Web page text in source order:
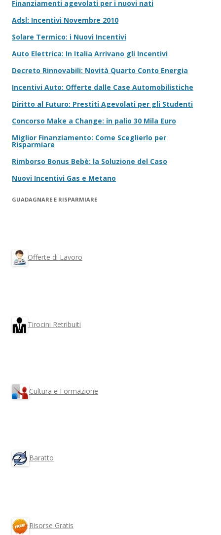
Finanziamenti agevolati per i nuovi nati
Adsl: Incentivi Novembre 2010
Solare Termico: i Nuovi Incentivi
Auto Elettrica: In Italia Arrivano gli Incentivi
Decreto Rinnovabili: Novità Quarto Conto Energia
Incentivi Auto: Offerte dalle Case Automobilistiche
Diritto al Futuro: Prestiti Agevolati per gli Studenti
Concorso Make a Change: in palio 30 Mila Euro
Miglior Finanziamento: Come Sceglierlo per
Risparmiare
Rimborso Bonus Bebè: la Soluzione del Caso
Nuovi Incentivi Gas e Metano
GUADAGNARE E RISPARMIARE
Offerte di Lavoro
Tirocini Retribuiti
Cultura e Formazione
Baratto
Risorse Gratis